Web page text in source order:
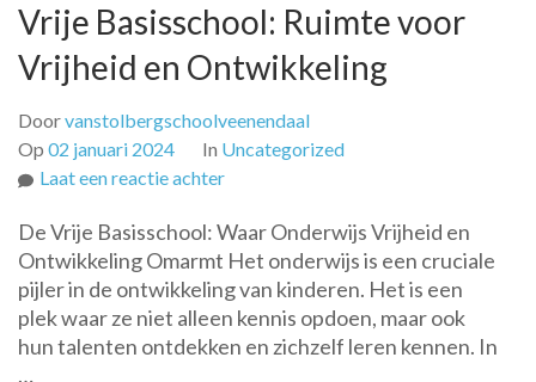
Vrije Basisschool: Ruimte voor
Vrijheid en Ontwikkeling
Doorvanstolbergschoolveenendaal
Op 02 januari 2024 In Uncategorized
Laat een reactie achterop
Basisschool:
Ruimte
voor
Vrijheid
en
De Vrije Basisschool: Waar Onderwijs Vrijheid en
Ontwikkeling Omarmt Het onderwijs is een cruciale
pijler in de ontwikkeling van kinderen. Het is een
plek waar ze niet alleen kennis opdoen, maar ook
hun talenten ontdekken en zichzelf leren kennen. In
…